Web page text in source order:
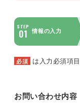
STEP
01 情報の入力
必須 は入力必須項目
お問い合わせ内容